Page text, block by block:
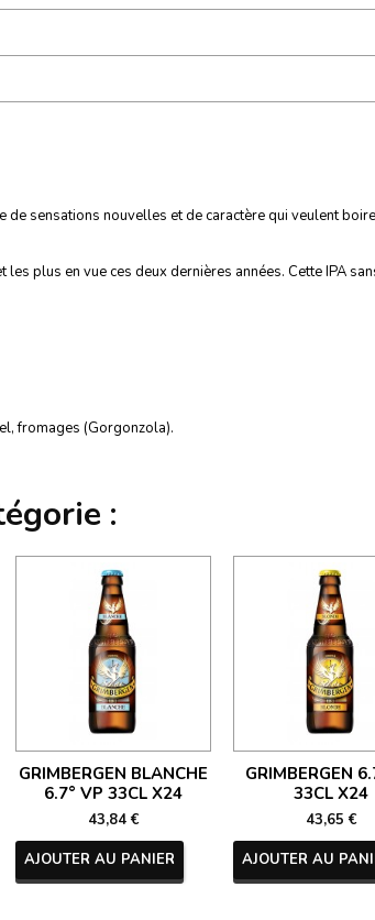
sensations nouvelles et de caractère qui veulent
plus en vue ces deux dernières années. Cette IPA
fromages (Gorgonzola).
:
GRIMBERGEN BLANCHE
6.7° VP 33CL X24
43,84 €
AJOUTER AU PANIER
GRIMBERGEN
33CL X24
43,65 €
AJOUTER AU